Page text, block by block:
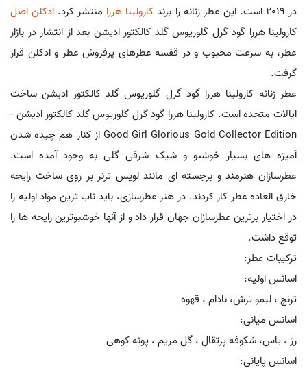
در 2019 است. این عطر زنانه را برند
کارولینا هررا منتشر کرد. ادکلن اصل
کارولینا هررا گود گرل گلوریوس گلد کالکتور ادیشن بعد از انتشار در بازار
عطر، به سرعت محبوب و در قفسه عطرهای پرفروش عطر و ادکلن قرار
گرفت.
عطر زنانه کارولینا هررا گود گرل گلوریوس گلد کالکتور ادیشن ساخت
ایالات متحده است. کارولینا هررا گود گرل گلوریوس گلد کالکتور ادیشن -
Good Girl Glorious Gold Collector Edition از کنار هم چیده شدن
آمیزه های بسیار خوشبو و شیک شرقی گلی به وجود آمده است.
عطرسازان هنرمند و برجسته ای مانند لویس ترنر بر روی ساخت رایحه
خارق العاده عطر کار کردند. در هنر عطرسازی، باید ناب ترین مواد اولیه را
در اختیار برترین عطرسازان جهان قرار داد و از آنها خوشبوترین رایحه ها را
توقع داشت.
ترکیبات عطر:
اسانس اولیه:
ترنج ، لیمو ترش، بادام ، قهوه
اسانس میانی:
رز ، یاس، شکوفه پرتقال ، گل مریم ، پونه کوهی
اسانس پایانی: